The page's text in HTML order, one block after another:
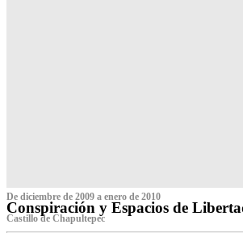
De diciembre de 2009 a enero de 2010
Conspiración y Espacios de
Castillo de Chapultepec